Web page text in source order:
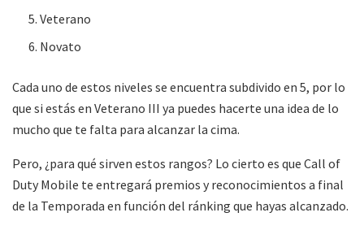
Veterano
Novato
Cada uno de estos niveles se encuentra subdivido en 5, por lo
que si estás en Veterano III ya puedes hacerte una idea de lo
mucho que te falta para alcanzar la cima.
Pero, ¿para qué sirven estos rangos? Lo cierto es que Call of
Duty Mobile te entregará premios y reconocimientos a final
de la Temporada en función del ránking que hayas alcanzado.